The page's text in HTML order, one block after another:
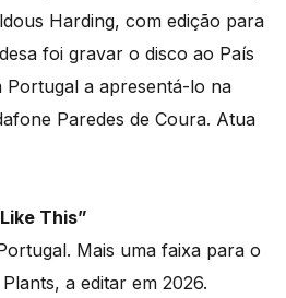
Harding, com edição para
foi gravar o disco ao País
Portugal a apresentá-lo na
Paredes de Coura. Atua
This”
Mais uma faixa para o
a editar em 2026.